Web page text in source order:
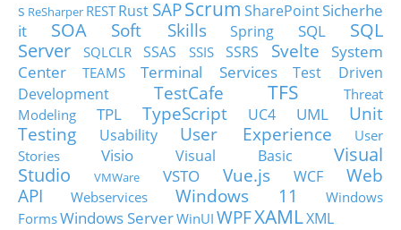
s ReSharper RESTRust SAPScrum SharePointSicherhe
it
SOA Soft Skills Spring SQL
SQL
Server
SQLCLR SSAS SSIS SSRS Svelte
System
Center
TEAMS Terminal Services
Test Driven
Development
TestCafe TFS
Threat
Modeling
TPL TypeScript UC4 UML
Unit
Testing
Usability User Experience
User
Stories
Visio Visual Basic
Visual
Studio
VMWare VSTO Vue.js WCF
Web
API
Webservices Windows 11
Windows
FormsWindows ServerWinUI WPFXAMLXML